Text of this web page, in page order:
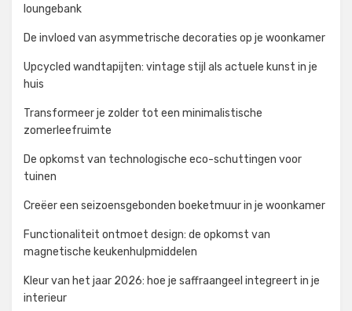
loungebank
De invloed van asymmetrische decoraties op je woonkamer
Upcycled wandtapijten: vintage stijl als actuele kunst in je
huis
Transformeer je zolder tot een minimalistische
zomerleefruimte
De opkomst van technologische eco-schuttingen voor
tuinen
Creëer een seizoensgebonden boeketmuur in je woonkamer
Functionaliteit ontmoet design: de opkomst van
magnetische keukenhulpmiddelen
Kleur van het jaar 2026: hoe je saffraangeel integreert in je
interieur